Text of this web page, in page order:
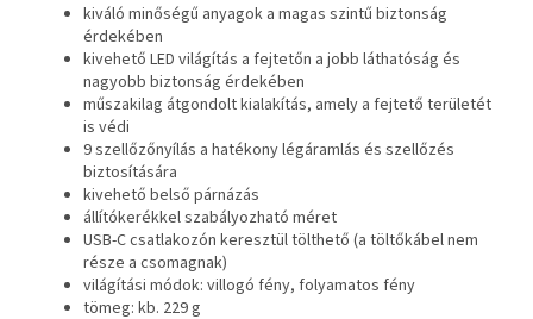
kiváló minőségű anyagok a magas szintű biztonság
érdekében
kivehető LED világítás a fejtetőn a jobb láthatóság és
nagyobb biztonság érdekében
műszakilag átgondolt kialakítás, amely a fejtető területét
is védi
9 szellőzőnyílás a hatékony légáramlás és szellőzés
biztosítására
kivehető belső párnázás
állítókerékkel szabályozható méret
USB-C csatlakozón keresztül tölthető (a töltőkábel nem
része a csomagnak)
világítási módok: villogó fény, folyamatos fény
tömeg: kb. 229 g